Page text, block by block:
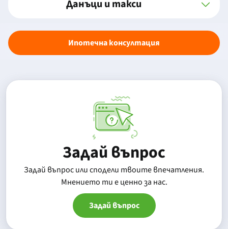
Данъци и такси
Ипотечна консултация
Задай въпрос
Задай въпрос или сподели твоите впечатления.
Mнението ти е ценно за нас.
Задай въпрос